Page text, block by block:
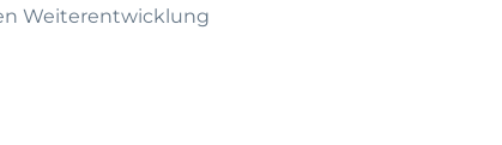
Weiterentwicklung